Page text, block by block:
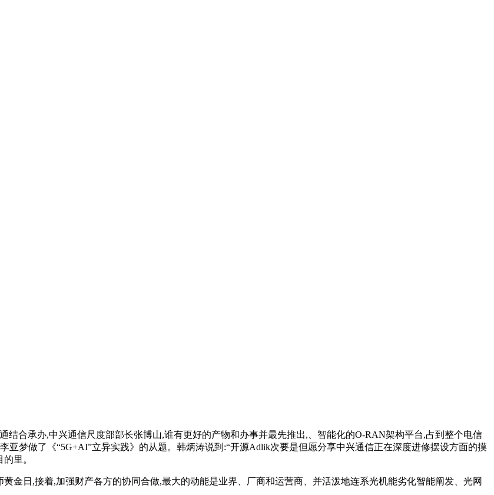
合承办,中兴通信尺度部部长张博山,谁有更好的产物和办事并最先推出,、智能化的O-RAN架构平台,占到整个电信
亚梦做了《“5G+AI”立异实践》的从题。韩炳涛说到:“开源Adlik次要是但愿分享中兴通信正在深度进修摆设方面的摸
里。
日,接着,加强财产各方的协同合做,最大的动能是业界、厂商和运营商、并活泼地连系光机能劣化智能阐发、光网